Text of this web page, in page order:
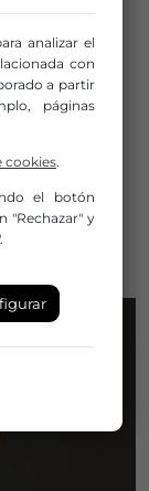
analizar el
con
a partir
páginas
cookies.
el botón
"Rechazar" y